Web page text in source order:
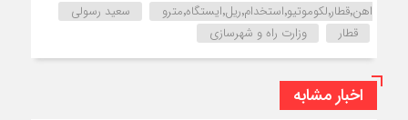
اهن٬قطار٬لکوموتیو٬استخدام٬ریل٬ایستگاه٬مترو
سعید رسولی
قطار
وزارت راه و شهرسازی
اخبار مشابه